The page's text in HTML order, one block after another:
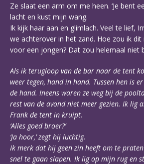
Ze slaat een arm om me heen. ‘Je bent
lacht en kust mijn wang.
Ik kijk haar aan en glimlach. Veel te lief,
we achterover in het zand. Hoe zou ik dit
voor een jongen? Dat zou helemaal niet
Als ik terugloop van de bar naar de tent
weer tegen, hand in hand. Tussen hen is
de hand. Ineens waren ze weg bij de
rest van de avond niet meer gezien. Ik lig
Frank de tent in kruipt.
‘Alles goed broer?’
‘Ja hoor,’ zegt hij luchtig.
Ik merk dat hij geen zin heeft om te
snel te gaan slapen. Ik lig op mijn rug en